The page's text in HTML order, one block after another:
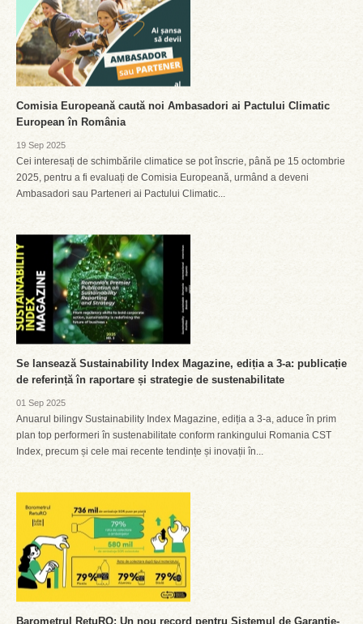
Comisia Europeană caută noi Ambasadori ai Pactului Climatic
European în România
19 Sep 2025
Cei interesați de schimbările climatice se pot înscrie, până pe 15 octombrie
2025, pentru a fi evaluați de Comisia Europeană, urmând a deveni
Ambasadori sau Parteneri ai Pactului Climatic...
Se lansează Sustainability Index Magazine, ediția a 3-a: publicație
de referință în raportare și strategie de sustenabilitate
01 Sep 2025
Anuarul bilingv Sustainability Index Magazine, ediția a 3-a, aduce în prim
plan top performeri în sustenabilitate conform rankingului Romania CST
Index, precum și cele mai recente tendințe și inovații în...
Barometrul RetuRO: Un nou record pentru Sistemul de Garanție-